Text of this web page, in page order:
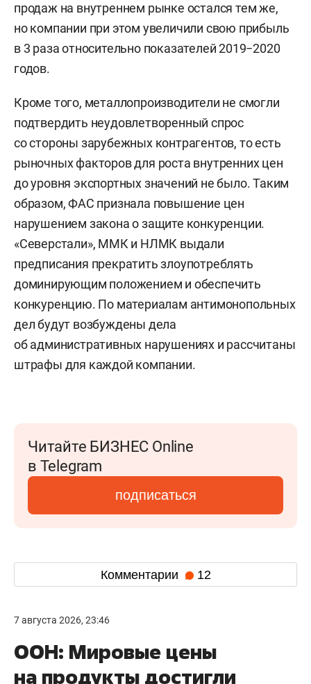
продаж на внутреннем рынке остался тем же,
но компании при этом увеличили свою прибыль
в 3 раза относительно показателей 2019−2020
годов.
Кроме того, металлопроизводители не смогли
подтвердить неудовлетворенный спрос
со стороны зарубежных контрагентов, то есть
рыночных факторов для роста внутренних цен
до уровня экспортных значений не было. Таким
образом, ФАС признала повышение цен
нарушением закона о защите конкуренции.
«Северстали», ММК и НЛМК выдали
предписания прекратить злоупотреблять
доминирующим положением и обеспечить
конкуренцию. По материалам антимонопольных
дел будут возбуждены дела
об административных нарушениях и рассчитаны
штрафы для каждой компании.
Читайте БИЗНЕС Online
в Telegram
подписаться
Комментарии 12
7 августа 2026, 23:46
ООН: Мировые цены
на продукты достигли